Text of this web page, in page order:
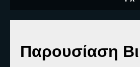
Παρουσίαση